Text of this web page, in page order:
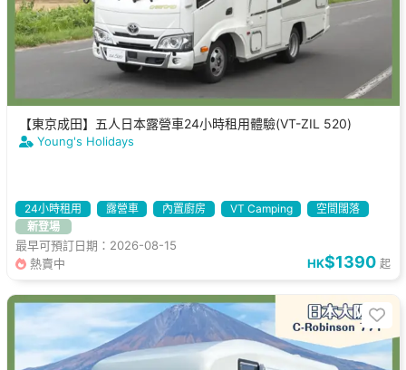
【東京成田】五人日本露營車24小時租用體驗(VT-ZIL 520)
Young's Holidays
24小時租用 露營車 內置廚房 VT Camping
空間闊落
新登場
最早可預訂日期：2026-08-15
熱賣中
HK$1390 起